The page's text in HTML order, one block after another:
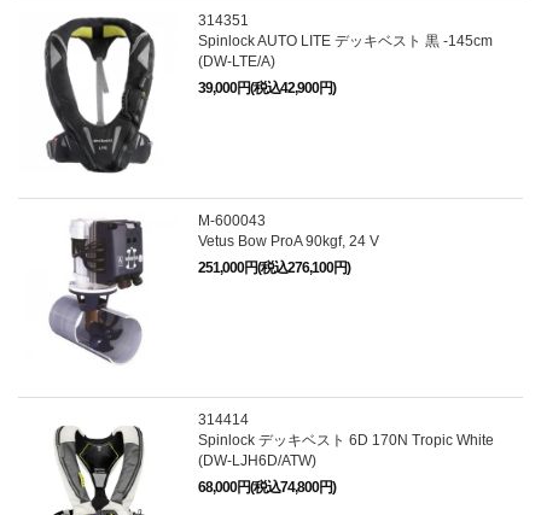
314351
Spinlock AUTO LITE デッキベスト 黒 -145cm
(DW-LTE/A)
39,000円(税込42,900円)
M-600043
Vetus Bow ProA 90kgf, 24 V
251,000円(税込276,100円)
314414
Spinlock デッキベスト 6D 170N Tropic White
(DW-LJH6D/ATW)
68,000円(税込74,800円)